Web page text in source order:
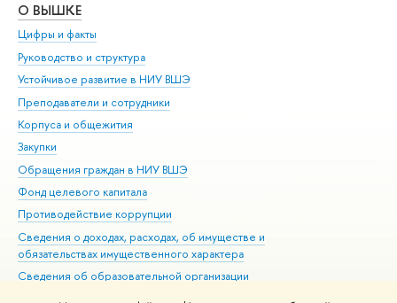
О ВЫШКЕ
Цифры и факты
Руководство и структура
Устойчивое развитие в НИУ ВШЭ
Преподаватели и сотрудники
Корпуса и общежития
Закупки
Обращения граждан в НИУ ВШЭ
Фонд целевого капитала
Противодействие коррупции
Сведения о доходах, расходах, об имуществе и
обязательствах имущественного характера
Сведения об образовательной организации
Людям с ограниченными возможностями здоровья